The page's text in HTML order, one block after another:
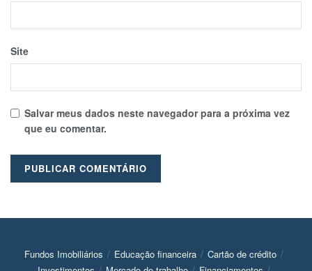
Site
Salvar meus dados neste navegador para a próxima vez
que eu comentar.
Fundos Imobiliários Educação financeira
Cartão de crédito